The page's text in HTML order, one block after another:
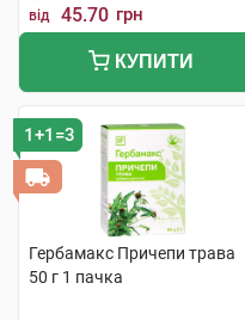
від 45.70 грн
КУПИТИ
1+1=3
Гербамакс Причепи трава
50 г 1 пачка